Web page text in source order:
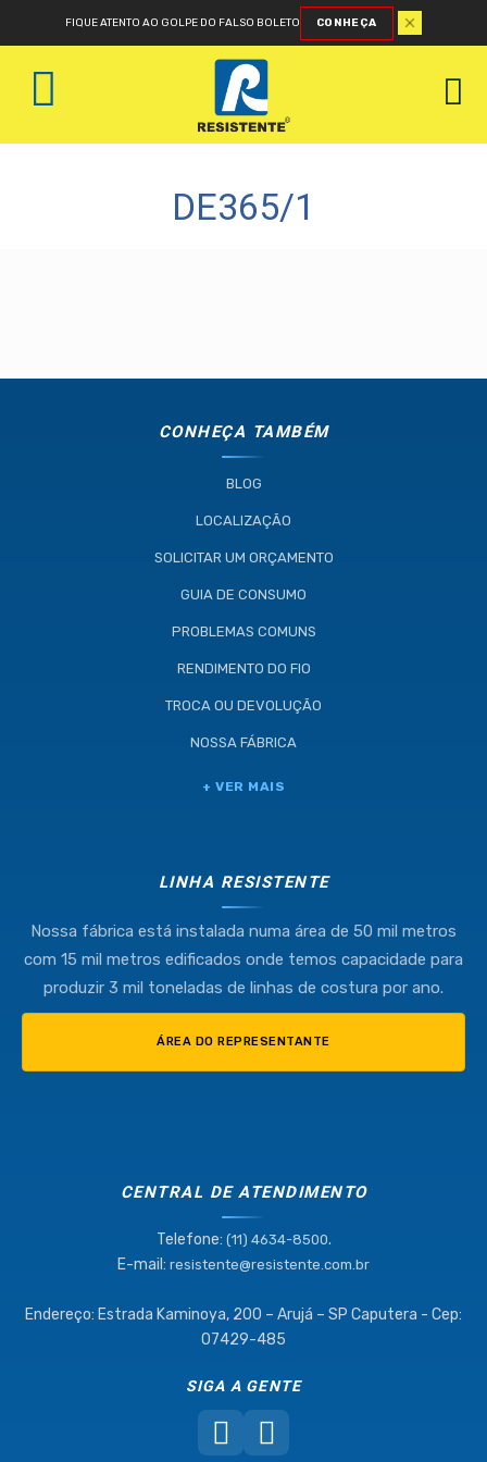
FIQUE ATENTO AO GOLPE DO FALSO BOLETO CONHEÇA
Industria e Comercio de Linhas
(11) 4634-8500
DE365/1
CONHEÇA TAMBÉM
BLOG
LOCALIZAÇÃO
SOLICITAR UM ORÇAMENTO
GUIA DE CONSUMO
PROBLEMAS COMUNS
RENDIMENTO DO FIO
TROCA OU DEVOLUÇÃO
NOSSA FÁBRICA
+ VER MAIS
LINHA RESISTENTE
Nossa fábrica está instalada numa área de 50 mil metros
com 15 mil metros edificados onde temos capacidade para
produzir 3 mil toneladas de linhas de costura por ano.
ÁREA DO REPRESENTANTE
CENTRAL DE ATENDIMENTO
Telefone: (11) 4634-8500.
E-mail: resistente@resistente.com.br
Endereço: Estrada Kaminoya, 200 – Arujá – SP Caputera - Cep:
07429-485
SIGA A GENTE